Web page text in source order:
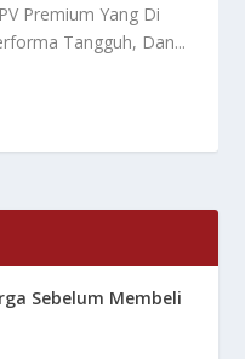
Premium Yang Di
Tangguh, Dan...
Sebelum Membeli